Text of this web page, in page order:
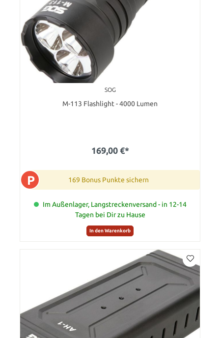
SOG
M-113 Flashlight - 4000 Lumen
169,00 €*
P 169 Bonus Punkte sichern
Im Außenlager, Langstreckenversand - in 12-14
Tagen bei Dir zu Hause
In den Warenkorb